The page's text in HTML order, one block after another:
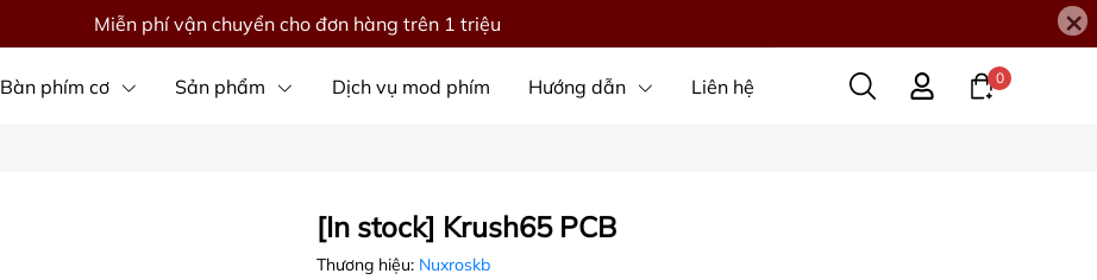
Miễn phí vận chuyển cho đơn hàng trên 1 triệu ×
Bàn phím cơ Sản phẩm Dịch vụ mod phím Hướng dẫn Liên hệ 0
[In stock] Krush65 PCB
Thương hiệu: Nuxroskb